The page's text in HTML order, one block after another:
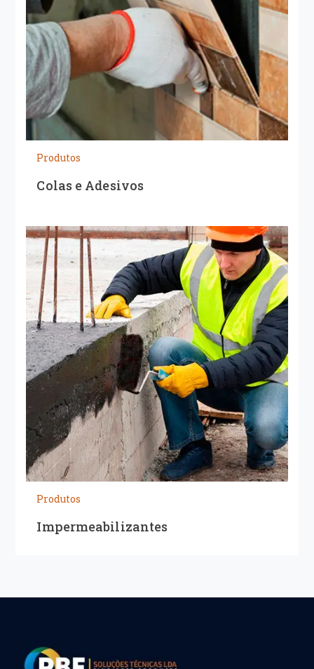
Produtos
Colas e Adesivos
Produtos
Impermeabilizantes